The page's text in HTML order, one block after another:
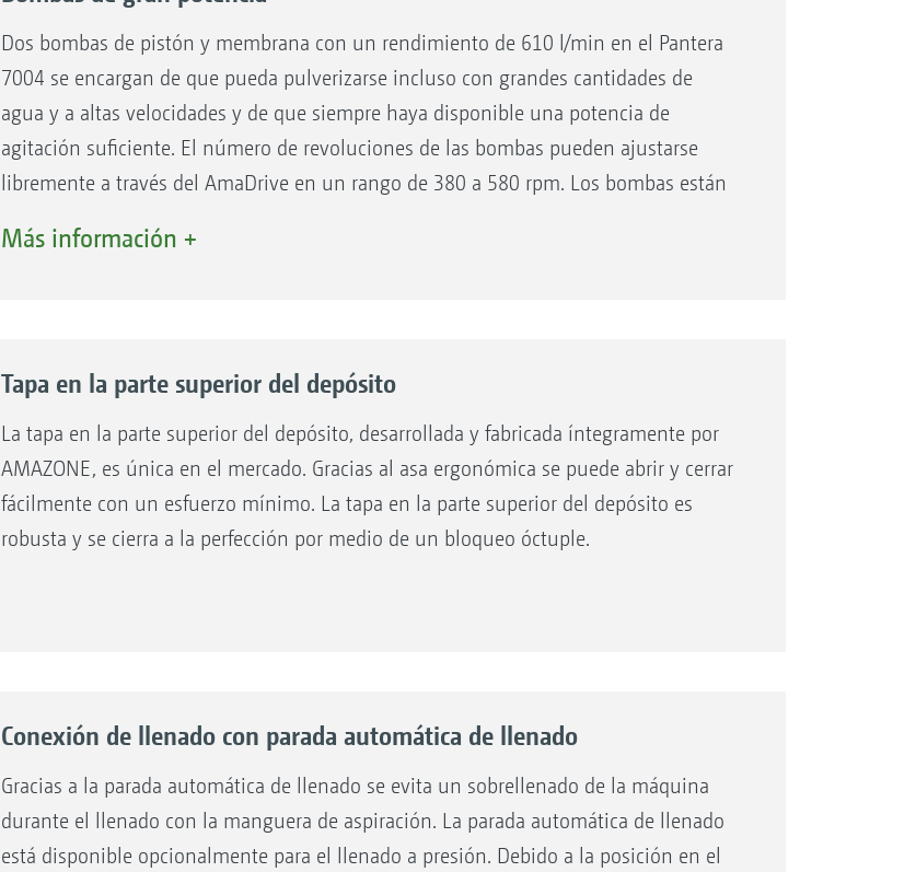
Dos bombas de pistón y membrana con un rendimiento de 610 l/min en el Pantera
7004 se encargan de que pueda pulverizarse incluso con grandes cantidades de
agua y a altas velocidades y de que siempre haya disponible una potencia de
agitación suficiente. El número de revoluciones de las bombas pueden ajustarse
libremente a través del AmaDrive en un rango de 380 a 580 rpm. Los bombas están
Más información +
Tapa en la parte superior del depósito
La tapa en la parte superior del depósito, desarrollada y fabricada íntegramente por
AMAZONE, es única en el mercado. Gracias al asa ergonómica se puede abrir y cerrar
fácilmente con un esfuerzo mínimo. La tapa en la parte superior del depósito es
robusta y se cierra a la perfección por medio de un bloqueo óctuple.
Conexión de llenado con parada automática de llenado
Gracias a la parada automática de llenado se evita un sobrellenado de la máquina
durante el llenado con la manguera de aspiración. La parada automática de llenado
está disponible opcionalmente para el llenado a presión. Debido a la posición en el